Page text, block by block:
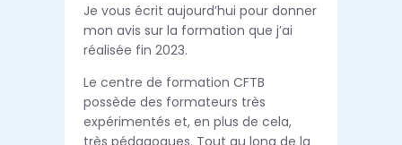
Je vous écrit aujourd’hui pour donner
mon avis sur la formation que j’ai
réalisée fin 2023.
Le centre de formation CFTB
possède des formateurs très
expérimentés et, en plus de cela,
très pédagogues. Tout au long de la